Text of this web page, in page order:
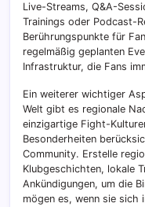
Live-Streams, Q&A-
Trainings oder Podcast-
Berührungspunkte für
regelmäßig geplanten
Infrastruktur, die Fans
Ein weiterer wichtiger
Welt gibt es regionale
einzigartige Fight-
Besonderheiten
Community. Erstelle
Klubgeschichten, lokale
Ankündigungen, um die
mögen es, wenn sie sich